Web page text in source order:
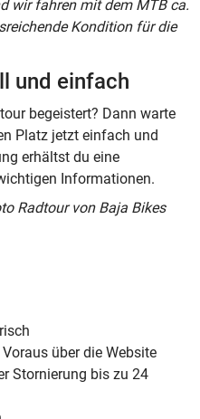
wir fahren mit dem MTB ca.
Kondition für die
und einfach
begeistert? Dann warte
Platz jetzt einfach und
erhältst du eine
Informationen.
Radtour von Baja Bikes
über die Website
Stornierung bis zu 24